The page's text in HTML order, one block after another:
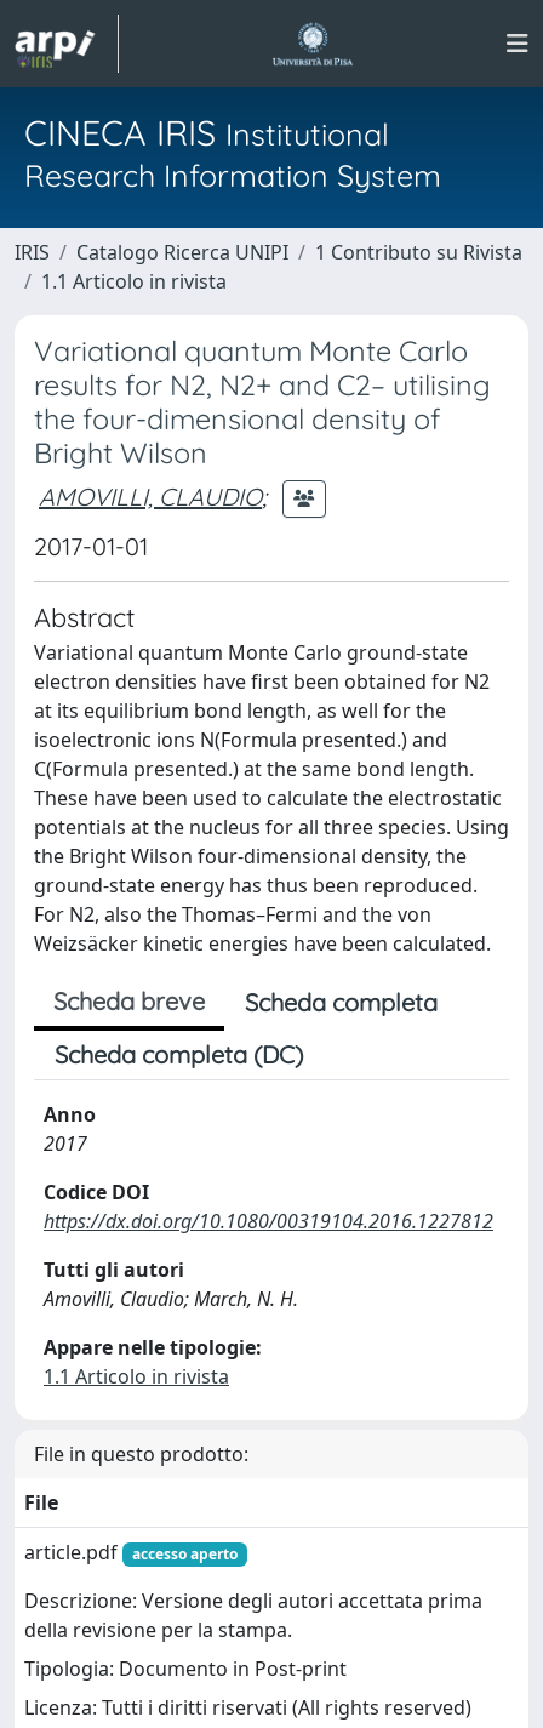
CINECA IRIS Institutional
Research Information System
IRIS Catalogo Ricerca UNIPI
1 Contributo su Rivista
1.1 Articolo in rivista
Variational quantum Monte Carlo
results for N2, N2+ and C2– utilising
the four-dimensional density of
Bright Wilson
AMOVILLI, CLAUDIO;
2017-01-01
Abstract
Variational quantum Monte Carlo ground-state
electron densities have first been obtained for N2
at its equilibrium bond length, as well for the
isoelectronic ions N(Formula presented.) and
C(Formula presented.) at the same bond length.
These have been used to calculate the electrostatic
potentials at the nucleus for all three species. Using
the Bright Wilson four-dimensional density, the
ground-state energy has thus been reproduced.
For N2, also the Thomas–Fermi and the von
Weizsäcker kinetic energies have been calculated.
Scheda breve
Scheda completa
Scheda completa (DC)
Anno
2017
Codice DOI
https://dx.doi.org/10.1080/00319104.2016.1227812
Tutti gli autori
Amovilli, Claudio; March, N. H.
Appare nelle tipologie:
1.1 Articolo in rivista
File in questo prodotto:
File
article.pdf
accesso aperto
Descrizione: Versione degli autori accettata prima
della revisione per la stampa.
Tipologia: Documento in Post-print
Licenza: Tutti i diritti riservati (All rights reserved)